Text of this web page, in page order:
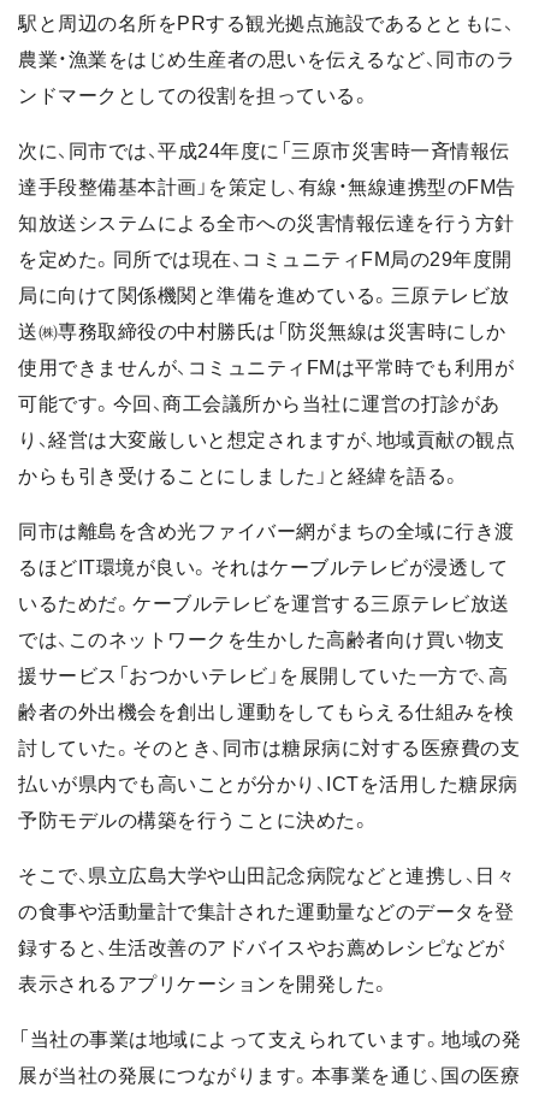
駅と周辺の名所をPRする観光拠点施設であるとともに、
農業・漁業をはじめ生産者の思いを伝えるなど、同市のラ
ンドマークとしての役割を担っている。
次に、同市では、平成24年度に「三原市災害時一斉情報伝
達手段整備基本計画」を策定し、有線・無線連携型のFM告
知放送システムによる全市への災害情報伝達を行う方針
を定めた。同所では現在、コミュニティFM局の29年度開
局に向けて関係機関と準備を進めている。三原テレビ放
送㈱専務取締役の中村勝氏は「防災無線は災害時にしか
使用できませんが、コミュニティFMは平常時でも利用が
可能です。今回、商工会議所から当社に運営の打診があ
り、経営は大変厳しいと想定されますが、地域貢献の観点
からも引き受けることにしました」と経緯を語る。
同市は離島を含め光ファイバー網がまちの全域に行き渡
るほどIT環境が良い。それはケーブルテレビが浸透して
いるためだ。ケーブルテレビを運営する三原テレビ放送
では、このネットワークを生かした高齢者向け買い物支
援サービス「おつかいテレビ」を展開していた一方で、高
齢者の外出機会を創出し運動をしてもらえる仕組みを検
討していた。そのとき、同市は糖尿病に対する医療費の支
払いが県内でも高いことが分かり、ICTを活用した糖尿病
予防モデルの構築を行うことに決めた。
そこで、県立広島大学や山田記念病院などと連携し、日々
の食事や活動量計で集計された運動量などのデータを登
録すると、生活改善のアドバイスやお薦めレシピなどが
表示されるアプリケーションを開発した。
「当社の事業は地域によって支えられています。地域の発
展が当社の発展につながります。本事業を通じ、国の医療